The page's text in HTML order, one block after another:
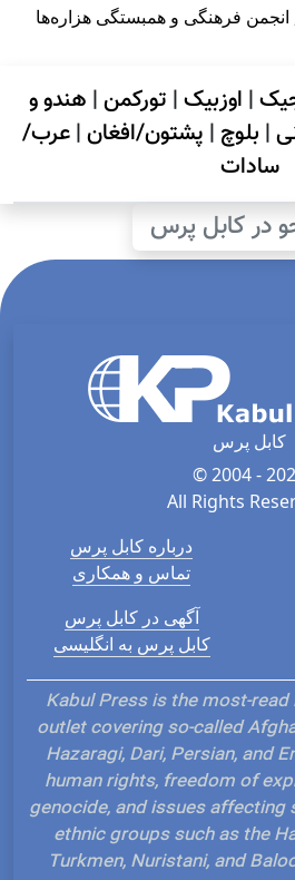
انجمن فرهنگی و همبستگی هزاره‌ها
| اوزبیک| تورکمن| هندو و
| بلوچ | پشتون/افغان|عرب/
سادات
در کابل پرس
کابل پرس
© 2004 -
All Rights
درباره کابل پرس
تماس و همکاری
آگهی در کابل پرس
کابل پرس به انگلیسی
Kabul Press is the most-
outlet covering so-called
Hazaragi, Dari, Persian, and
human rights, freedom of
genocide, and issues affecting
ethnic groups such as the
Turkmen, Nuristani, and